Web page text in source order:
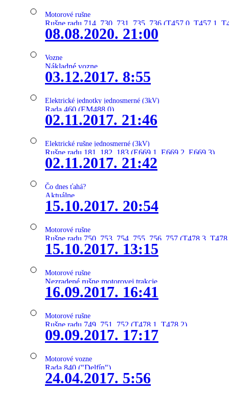
Motorové rušne
Rušne radu 714, 730, 731, 735, 736 (T457.0, T457.1,
08.08.2020. 21:00
Vozne
Nákladné vozne
03.12.2017. 8:55
Elektrické jednotky jednosmerné (3kV)
Rada 460 (EM488.0)
02.11.2017. 21:46
Elektrické rušne jednosmerné (3kV)
Rušne radu 181, 182, 183 (E669.1, E669.2, E669.3)
02.11.2017. 21:42
Čo dnes ťahá?
Aktuálne
15.10.2017. 20:54
Motorové rušne
Rušne radu 750, 753, 754, 755, 756, 757 (T478.3,
15.10.2017. 13:15
Motorové rušne
Nezradené rušne motorovej trakcie
16.09.2017. 16:41
Motorové rušne
Rušne radu 749, 751, 752 (T478.1, T478.2)
09.09.2017. 17:17
Motorové vozne
Rada 840 ("Delfín")
24.04.2017. 5:56